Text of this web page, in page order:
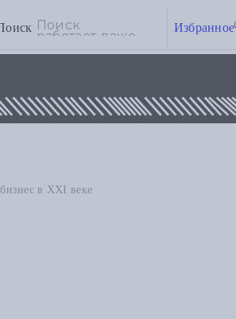
Избранное
в XXI веке